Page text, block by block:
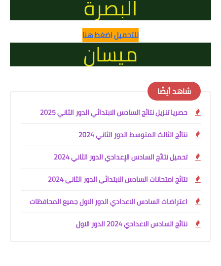
البصرة
للتحميل اضغط هنا
ميسان
شاهد أيضًا
حصريا تنزيل نتائج السادس الابتدائي الدور الثاني 2025
نتائج الثالث المتوسط الدور الثاني 2024
تحميل نتائج السادس الإعدادي الدور الثاني 2024
نتائج امتحانات السادس الابتدائي الدور الثاني 2024
اعتراضات السادس الاعدادي الدور الاول جميع المحافظات
نتائج السادس الاعدادي 2024 الدور الاول